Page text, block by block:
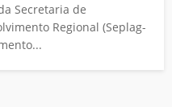
Secretaria de
Regional (Seplag-